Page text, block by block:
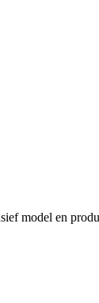
model en